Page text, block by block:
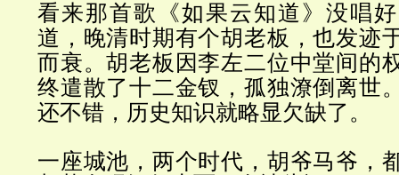
看来那首歌《如果云知道》没唱
道，晚清时期有个胡老板，也发迹
而衰。胡老板因李左二位中堂间的
终遣散了十二金钗，孤独潦倒离世
还不错，历史知识就略显欠缺了。
一座城池，两个时代，胡爷马爷，